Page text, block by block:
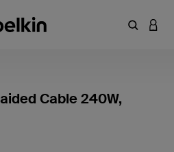
输入关键
登录
Cable 240W,